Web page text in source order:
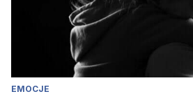
EMOCJE